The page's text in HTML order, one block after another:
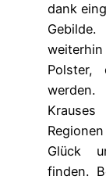
dank
Polster,
Glück
finden.